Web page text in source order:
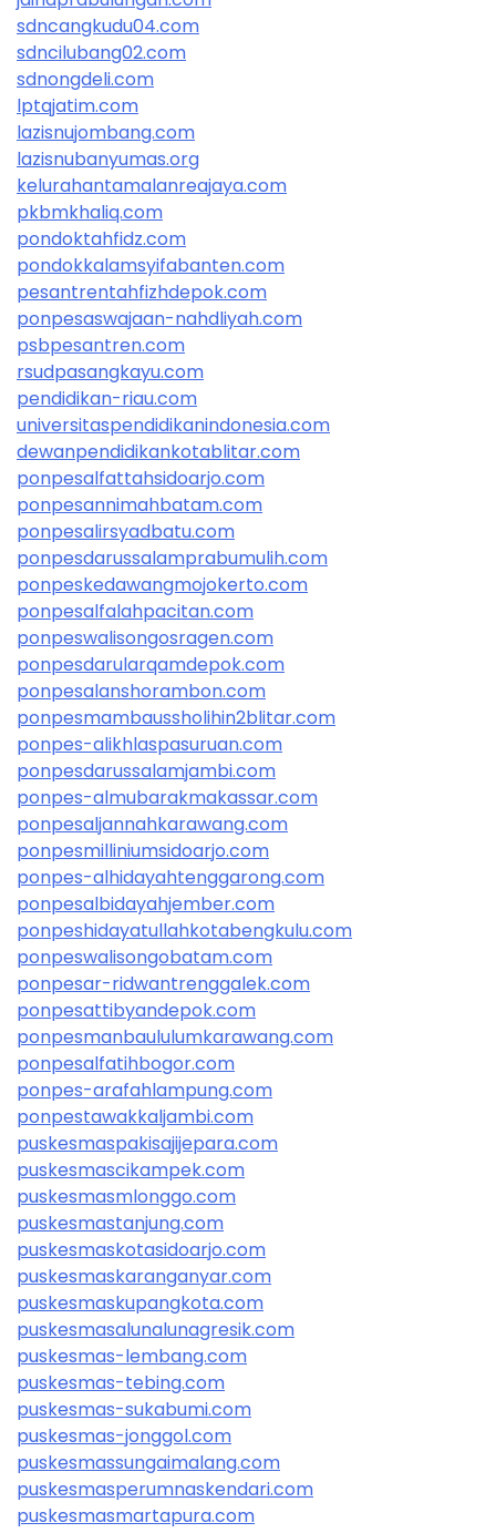
sdncangkudu04.com
sdncilubang02.com
sdnongdeli.com
lptqjatim.com
lazisnujombang.com
lazisnubanyumas.org
kelurahantamalanreajaya.com
pkbmkhaliq.com
pondoktahfidz.com
pondokkalamsyifabanten.com
pesantrentahfizhdepok.com
ponpesaswajaan-nahdliyah.com
psbpesantren.com
rsudpasangkayu.com
pendidikan-riau.com
universitaspendidikanindonesia.com
dewanpendidikankotablitar.com
ponpesalfattahsidoarjo.com
ponpesannimahbatam.com
ponpesalirsyadbatu.com
ponpesdarussalamprabumulih.com
ponpeskedawangmojokerto.com
ponpesalfalahpacitan.com
ponpeswalisongosragen.com
ponpesdarularqamdepok.com
ponpesalanshorambon.com
ponpesmambaussholihin2blitar.com
ponpes-alikhlaspasuruan.com
ponpesdarussalamjambi.com
ponpes-almubarakmakassar.com
ponpesaljannahkarawang.com
ponpesmilliniumsidoarjo.com
ponpes-alhidayahtenggarong.com
ponpesalbidayahjember.com
ponpeshidayatullahkotabengkulu.com
ponpeswalisongobatam.com
ponpesar-ridwantrenggalek.com
ponpesattibyandepok.com
ponpesmanbaululumkarawang.com
ponpesalfatihbogor.com
ponpes-arafahlampung.com
ponpestawakkaljambi.com
puskesmaspakisajijepara.com
puskesmascikampek.com
puskesmasmlonggo.com
puskesmastanjung.com
puskesmaskotasidoarjo.com
puskesmaskaranganyar.com
puskesmaskupangkota.com
puskesmasalunalunagresik.com
puskesmas-lembang.com
puskesmas-tebing.com
puskesmas-sukabumi.com
puskesmas-jonggol.com
puskesmassungaimalang.com
puskesmasperumnaskendari.com
puskesmasmartapura.com